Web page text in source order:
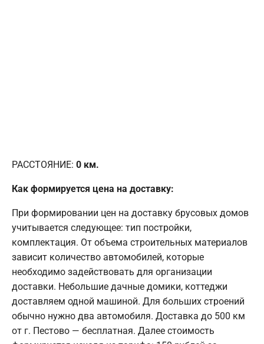
РАССТОЯНИЕ: 0 км.
Как формируется цена на доставку:
При формировании цен на доставку брусовых домов
учитывается следующее: тип постройки,
комплектация. От объема строительных материалов
зависит количество автомобилей, которые
необходимо задействовать для организации
доставки. Небольшие дачные домики, коттеджи
доставляем одной машиной. Для больших строений
обычно нужно два автомобиля. Доставка до 500 км
от г. Пестово — бесплатная. Далее стоимость